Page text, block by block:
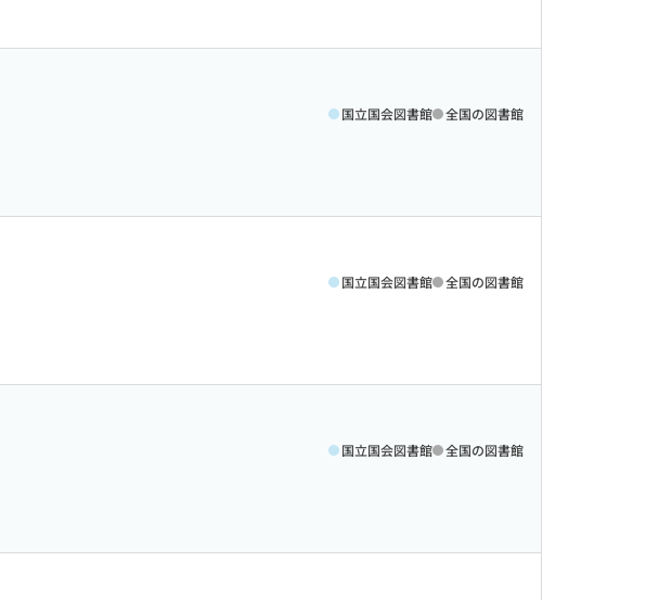
国立国会図書館 全国の図書館
国立国会図書館 全国の図書館
国立国会図書館 全国の図書館